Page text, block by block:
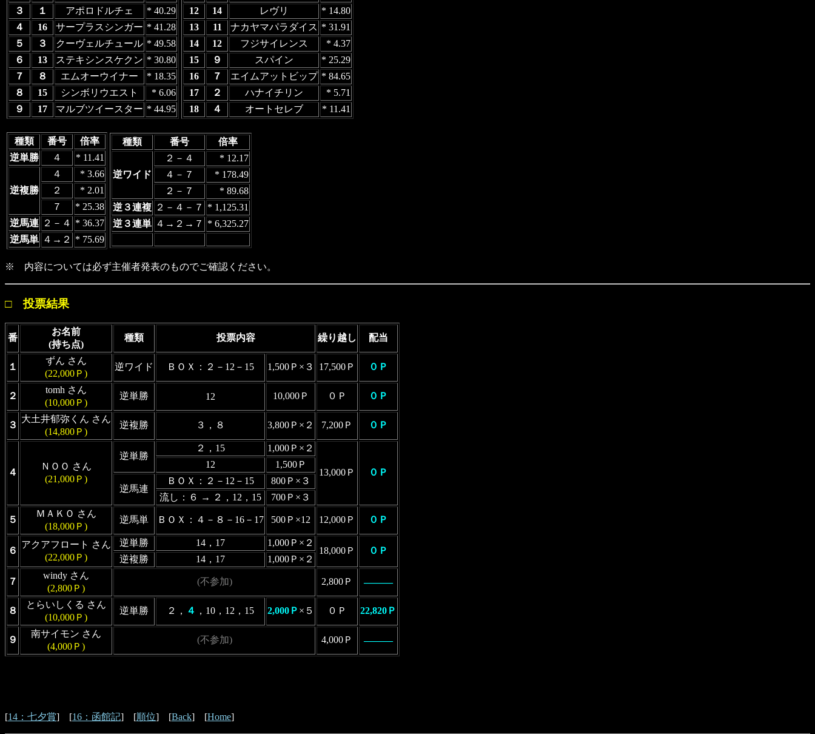
３
１ アポロドルチェ
* 40.29
４
16 サープラスシンガー * 41.28
５
３ クーヴェルチュール * 49.58
６
13 ステキシンスケクン * 30.80
７
８ エムオーウイナー
* 18.35
８
15 シンボリウエスト
* 6.06
９
17 マルブツイースター * 44.95
12
14 レヴリ
* 14.80
13
11 ナカヤマパラダイス * 31.91
14
12 フジサイレンス
* 4.37
15
９ スパイン
* 25.29
16
７ エイムアットビップ * 84.65
17
２ ハナイチリン
* 5.71
18
４ オートセレブ * 11.41
種類 番号
倍率
逆単勝
４ * 11.41
逆複勝
４
* 3.66
２
* 2.01
７
* 25.38
逆馬連 ２－４ * 36.37
逆馬単 ４→２ * 75.69
種類 番号 倍率
逆ワイド
２－４
* 12.17
４－７
* 178.49
２－７
* 89.68
逆３連複 ２－４－７
* 1,125.31
逆３連単 ４→２→７ * 6,325.27
※ 内容については必ず主催者発表のものでご確認ください。
□ 投票結果
番
お名前
(持ち点)
種類 投票内容 繰り越し 配当
１
ずん さん
(22,000Ｐ)
逆ワイド ＢＯＸ：２－12－15 1,500Ｐ×３ 17,500Ｐ ０Ｐ
２
tomh さん
(10,000Ｐ)
逆単勝 12 10,000Ｐ ０Ｐ ０Ｐ
３
大土井郁弥くん さん
(14,800Ｐ)
逆複勝 ３，８ 3,800Ｐ×２ 7,200Ｐ ０Ｐ
４
ＮＯＯ さん
(21,000Ｐ)
逆単勝
２，15 1,000Ｐ×２
13,000Ｐ ０Ｐ
12 1,500Ｐ
逆馬連
ＢＯＸ：２－12－15
800Ｐ×３
流し：６ → ２，12，15
700Ｐ×３
５
ＭＡＫＯ さん
(18,000Ｐ)
逆馬単 ＢＯＸ：４－８－16－17 500Ｐ×12 12,000Ｐ ０Ｐ
６
アクアフロート さん
(22,000Ｐ)
逆単勝 14，17 1,000Ｐ×２
18,000Ｐ
０Ｐ
逆複勝
14，17 1,000Ｐ×２
７
windy さん
(2,800Ｐ)
(不参加) 2,800Ｐ ―――
８
とらいしくる さん
(10,000Ｐ)
逆単勝 ２， ４ ，10，12，15 2,000Ｐ ×５ ０Ｐ 22,820Ｐ
９
南サイモン さん
(4,000Ｐ)
(不参加) 4,000Ｐ ―――
[14：七夕賞] [16：函館記] [順位] [Back] [Home]